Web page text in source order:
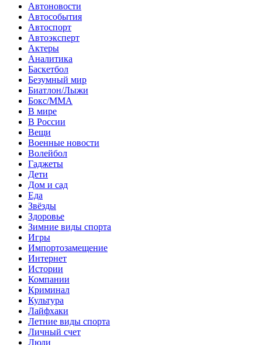
Автоновости
Автособытия
Автоспорт
Автоэксперт
Актеры
Аналитика
Баскетбол
Безумный мир
Биатлон/Лыжи
Бокс/MMA
В мире
В России
Вещи
Военные новости
Волейбол
Гаджеты
Дети
Дом и сад
Еда
Звёзды
Здоровье
Зимние виды спорта
Игры
Импортозамещение
Интернет
Истории
Компании
Криминал
Культура
Лайфхаки
Летние виды спорта
Личный счет
Люди